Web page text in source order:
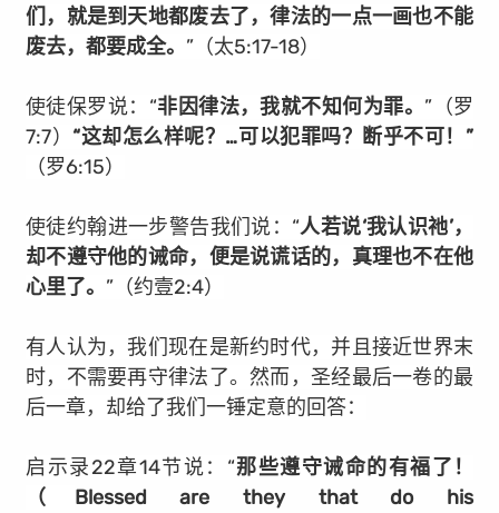
们，就是到天地都废去了，律法的一点一画也不能
废去，都要成全。 ”（太5:17-18）
使徒保罗说：“非因律法，我就不知何为罪。 ”（罗
7:7） “这却怎么样呢？…可以犯罪吗？断乎不可！”
（罗6:15）
使徒约翰进一步警告我们说：“人若说‘我认识祂’，
却不遵守他的诫命，便是说谎话的，真理也不在他
心里了。 ”（约壹2:4）
有人认为，我们现在是新约时代，并且接近世界末
时，不需要再守律法了。然而，圣经最后一卷的最
后一章，却给了我们一锤定意的回答：
启示录22章14节说：“那些遵守诫命的有福了！
（ Blessed are they that do his